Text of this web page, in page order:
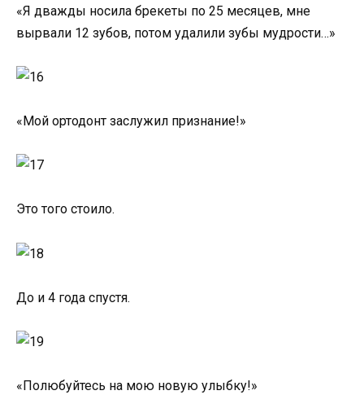
«Я дважды носила брекеты по 25 месяцев, мне
вырвали 12 зубов, потом удалили зубы мудрости…»
«Мой ортодонт заслужил признание!»
Это того стоило.
До и 4 года спустя.
«Полюбуйтесь на мою новую улыбку!»